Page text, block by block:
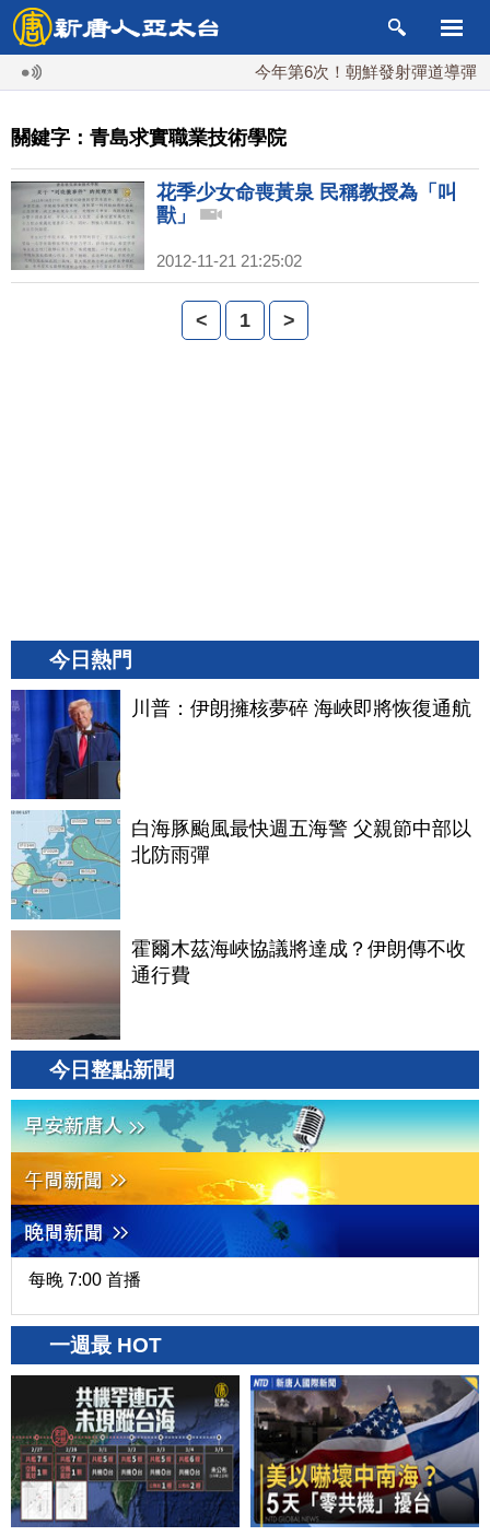
今年第6次！朝鮮發射彈道導彈 落
關鍵字：青島求實職業技術學院
花季少女命喪黃泉 民稱教授為「叫
獸」
2012-11-21 21:25:02
< 1 >
今日熱門
川普：伊朗擁核夢碎 海峽即將恢復通航
白海豚颱風最快週五海警 父親節中部以
北防雨彈
霍爾木茲海峽協議將達成？伊朗傳不收
通行費
今日整點新聞
每晚 7:00 首播
一週最 HOT